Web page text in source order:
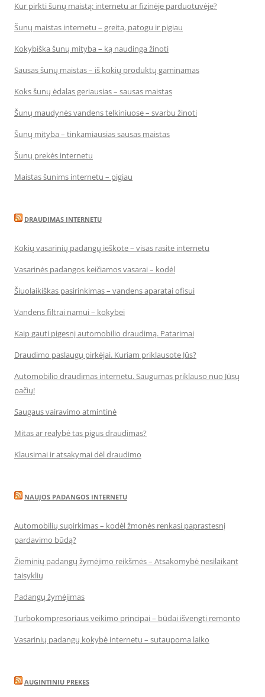
Kur pirkti šunų maistą: internetu ar fizinėje parduotuvėje?
Šunų maistas internetu – greita, patogu ir pigiau
Kokybiška šunų mityba – ką naudinga žinoti
Sausas šunų maistas – iš kokių produktų gaminamas
Koks šunų ėdalas geriausias – sausas maistas
Šunų maudynės vandens telkiniuose – svarbu žinoti
Šunų mityba – tinkamiausias sausas maistas
Šunų prekės internetu
Maistas šunims internetu – pigiau
DRAUDIMAS INTERNETU
Kokių vasarinių padangų ieškote – visas rasite internetu
Vasarinės padangos keičiamos vasarai – kodėl
Šiuolaikiškas pasirinkimas – vandens aparatai ofisui
Vandens filtrai namui – kokybei
Kaip gauti pigesnį automobilio draudimą. Patarimai
Draudimo paslaugų pirkėjai. Kuriam priklausote Jūs?
Automobilio draudimas internetu. Saugumas priklauso nuo Jūsų
pačių!
Saugaus vairavimo atmintinė
Mitas ar realybė tas pigus draudimas?
Klausimai ir atsakymai dėl draudimo
NAUJOS PADANGOS INTERNETU
Automobilių supirkimas – kodėl žmonės renkasi paprastesnį
pardavimo būdą?
Žieminių padangų žymėjimo reikšmės – Atsakomybė nesilaikant
taisyklių
Padangų žymėjimas
Turbokompresoriaus veikimo principai – būdai išvengti remonto
Vasarinių padangų kokybė internetu – sutaupoma laiko
AUGINTINIU PREKES